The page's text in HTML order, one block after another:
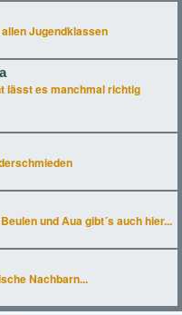
Jugendklassen
lässt es manchmal richtig
und Aua gibt´s auch hier...
Nachbarn...